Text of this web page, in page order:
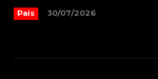
País 30/07/2026